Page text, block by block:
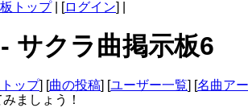
トップ| [ログイン] |
サクラ曲掲示板6
ップ] [曲の投稿] [ユーザー一覧] [名曲ア
みましょう！